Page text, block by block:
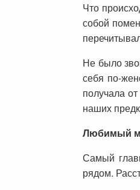
Что
собой
Не было
себя по-
получала
наших
Любимый
Самый
рядом.